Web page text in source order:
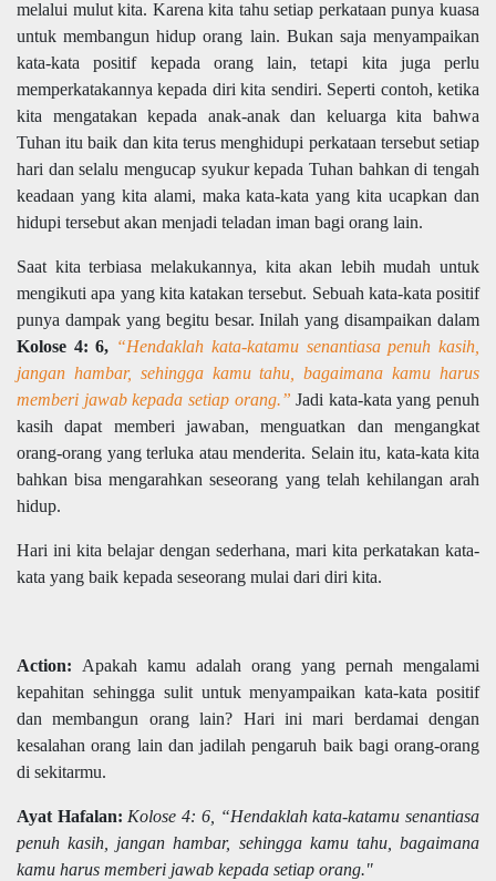
melalui mulut kita. Karena kita tahu setiap perkataan punya kuasa
untuk membangun hidup orang lain. Bukan saja menyampaikan
kata-kata positif kepada orang lain, tetapi kita juga perlu
memperkatakannya kepada diri kita sendiri. Seperti contoh, ketika
kita mengatakan kepada anak-anak dan keluarga kita bahwa
Tuhan itu baik dan kita terus menghidupi perkataan tersebut setiap
hari dan selalu mengucap syukur kepada Tuhan bahkan di tengah
keadaan yang kita alami, maka kata-kata yang kita ucapkan dan
hidupi tersebut akan menjadi teladan iman bagi orang lain.
Saat kita terbiasa melakukannya, kita akan lebih mudah untuk
mengikuti apa yang kita katakan tersebut. Sebuah kata-kata positif
punya dampak yang begitu besar. Inilah yang disampaikan dalam
Kolose 4: 6, “Hendaklah kata-katamu senantiasa penuh kasih,
jangan hambar, sehingga kamu tahu, bagaimana kamu harus
memberi jawab kepada setiap orang.” Jadi kata-kata yang penuh
kasih dapat memberi jawaban, menguatkan dan mengangkat
orang-orang yang terluka atau menderita. Selain itu, kata-kata kita
bahkan bisa mengarahkan seseorang yang telah kehilangan arah
hidup.
Hari ini kita belajar dengan sederhana, mari kita perkatakan kata-
kata yang baik kepada seseorang mulai dari diri kita.
Action: Apakah kamu adalah orang yang pernah mengalami
kepahitan sehingga sulit untuk menyampaikan kata-kata positif
dan membangun orang lain? Hari ini mari berdamai dengan
kesalahan orang lain dan jadilah pengaruh baik bagi orang-orang
di sekitarmu.
Ayat Hafalan: Kolose 4: 6, “Hendaklah kata-katamu senantiasa
penuh kasih, jangan hambar, sehingga kamu tahu, bagaimana
kamu harus memberi jawab kepada setiap orang."